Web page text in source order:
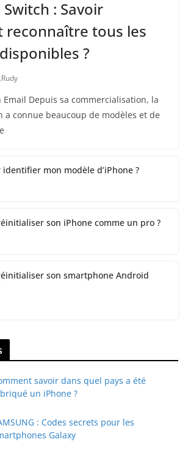
: Savoir
reconnaître tous les
?
Rudy
Email Depuis sa commercialisation, la
a connue beaucoup de modèles et de
mon modèle d’iPhone ?
son iPhone comme un pro ?
son smartphone Android
savoir dans quel pays a été
un iPhone ?
: Codes secrets pour les
Galaxy